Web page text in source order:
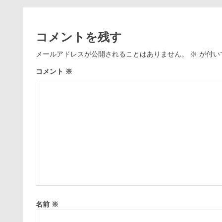
コメントを残す
メールアドレスが公開されることはありません。 ※ が付い
コメント ※
名前 ※